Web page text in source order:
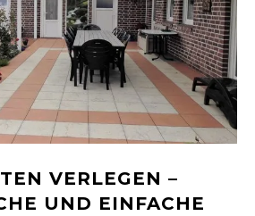
VERLEGEN –
UND EINFACHE